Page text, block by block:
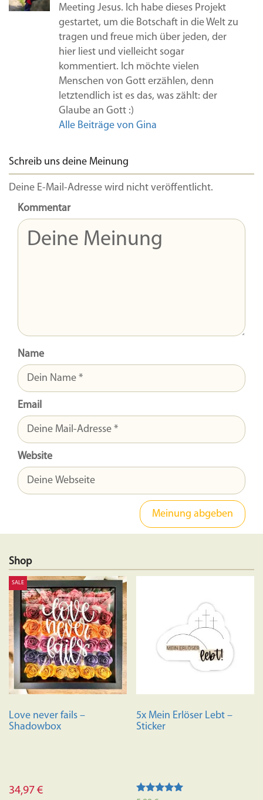
Meeting Jesus. Ich habe dieses Projekt
gestartet, um die Botschaft in die Welt zu
tragen und freue mich über jeden, der
hier liest und vielleicht sogar
kommentiert. Ich möchte vielen
Menschen von Gott erzählen, denn
letztendlich ist es das, was zählt: der
Glaube an Gott :)
Alle Beiträge von Gina
Schreib uns deine Meinung
Deine E-Mail-Adresse wird nicht veröffentlicht.
Kommentar
Name
Email
Website
Shop
SALE
Love never fails –
Shadowbox
34,97 €
5x Mein Erlöser Lebt –
Sticker